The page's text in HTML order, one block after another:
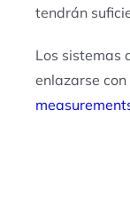
tendrán
Los sistemas
enlazarse